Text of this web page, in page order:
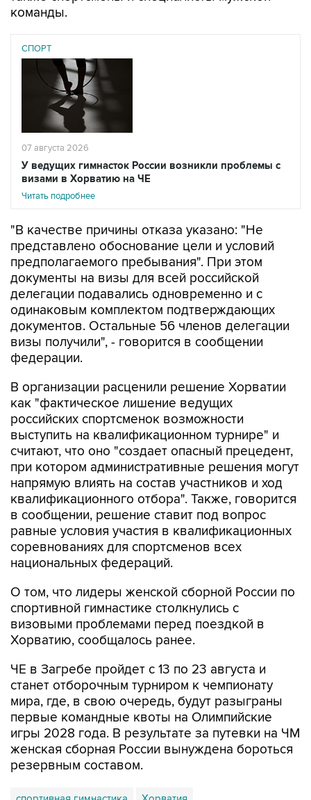
СПОРТ
07 августа 2026
У ведущих гимнасток России возникли проблемы с
визами в Хорватию на ЧЕ
Читать подробнее
"В качестве причины отказа указано: "Не
предполагаемого пребывания". При этом
документы на визы для всей российской
делегации подавались одновременно и с
одинаковым комплектом подтверждающих
документов. Остальные 56 членов делегации
визы получили", - говорится в сообщении
федерации.
В организации расценили решение Хорватии
российских спортсменок возможности
выступить на квалификационном турнире" и
считают, что оно "создает опасный прецедент,
при котором административные решения могут
напрямую влиять на состав участников и ход
квалификационного отбора". Также, говорится
в сообщении, решение ставит под вопрос
равные условия участия в квалификационных
соревнованиях для спортсменов всех
национальных федераций.
О том, что лидеры женской сборной России по
визовыми проблемами перед поездкой в
Хорватию, сообщалось ранее.
ЧЕ в Загребе пройдет с 13 по 23 августа и
мира, где, в свою очередь, будут разыграны
первые командные квоты на Олимпийские
игры 2028 года. В результате за путевки на ЧМ
женская сборная России вынуждена бороться
резервным составом.
спортивная гимнастика Хорватия